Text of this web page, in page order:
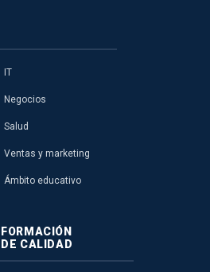
IT
Negocios
Salud
Ventas y marketing
Ámbito educativo
FORMACIÓN
DE CALIDAD